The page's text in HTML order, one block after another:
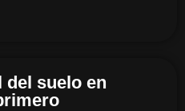
del suelo en